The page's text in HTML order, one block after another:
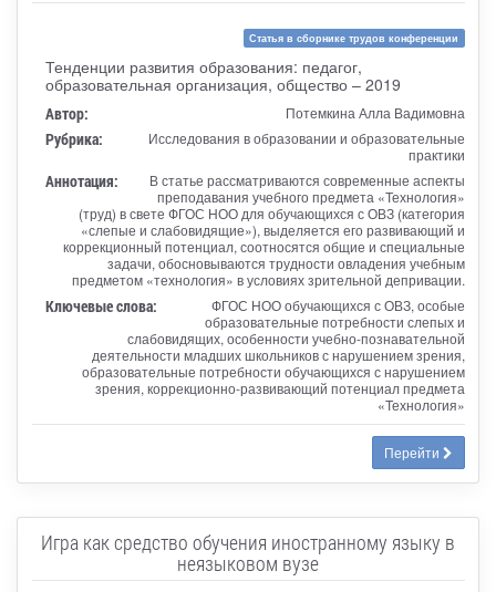
Статья в сборнике трудов конференции
Тенденции развития образования: педагог,
образовательная организация, общество – 2019
Автор: Потемкина Алла Вадимовна
Рубрика:
Исследования в образовании и образовательные
практики
Аннотация:
В статье рассматриваются современные аспекты
преподавания учебного предмета «Технология»
(труд) в свете ФГОС НОО для обучающихся с ОВЗ (категория
«слепые и слабовидящие»), выделяется его развивающий и
коррекционный потенциал, соотносятся общие и специальные
задачи, обосновываются трудности овладения учебным
предметом «технология» в условиях зрительной депривации.
Ключевые слова:
ФГОС НОО обучающихся с ОВЗ, особые
образовательные потребности слепых и
слабовидящих, особенности учебно-познавательной
деятельности младших школьников с нарушением зрения,
образовательные потребности обучающихся с нарушением
зрения, коррекционно-развивающий потенциал предмета
«Технология»
Перейти
Игра как средство обучения иностранному языку в
неязыковом вузе